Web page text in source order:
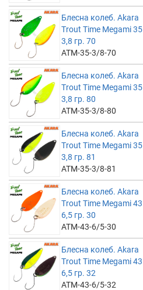
Блесна колеб. Akara
Trout Time Megami 35
3,8 гр. 70
ATM-35-3/8-70
Блесна колеб. Akara
Trout Time Megami 35
3,8 гр. 80
ATM-35-3/8-80
Блесна колеб. Akara
Trout Time Megami 35
3,8 гр. 81
ATM-35-3/8-81
Блесна колеб. Akara
Trout Time Megami 43
6,5 гр. 30
ATM-43-6/5-30
Блесна колеб. Akara
Trout Time Megami 43
6,5 гр. 32
ATM-43-6/5-32